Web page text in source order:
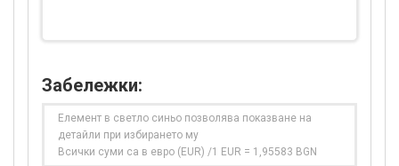
Забележки:
Елемент в светло синьо позволява показване на
детайли при избирането му
Всички суми са в евро (EUR) /1 EUR = 1,95583 BGN